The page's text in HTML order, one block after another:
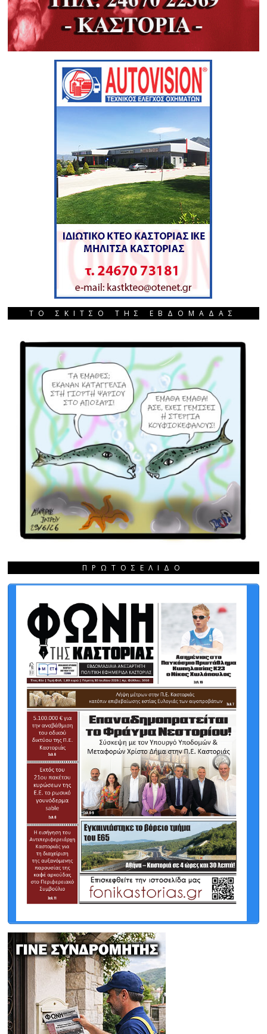
ΤΟ ΣΚΙΤΣΟ ΤΗΣ ΕΒΔΟΜΑΔΑΣ
ΠΡΩΤΟΣΈΛΙΔΟ